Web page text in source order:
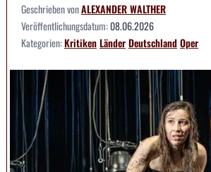
Geschrieben vonALEXANDER WALTHER
Veröffentlichungsdatum:08.06.2026
Kategorien:KritikenLänderDeutschlandOper